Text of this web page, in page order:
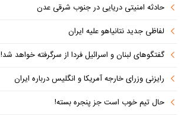
حادثه امنیتی دریایی در جنوب شرقی عدن
لفاظی جدید نتانیاهو علیه ایران
گفتگوهای لبنان و اسرائیل فردا از سرگرفته خواهد شد!
رایزنی وزرای خارجه آمریکا و انگلیس درباره ایران
حال تیم خوب است جز پنجره بسته!